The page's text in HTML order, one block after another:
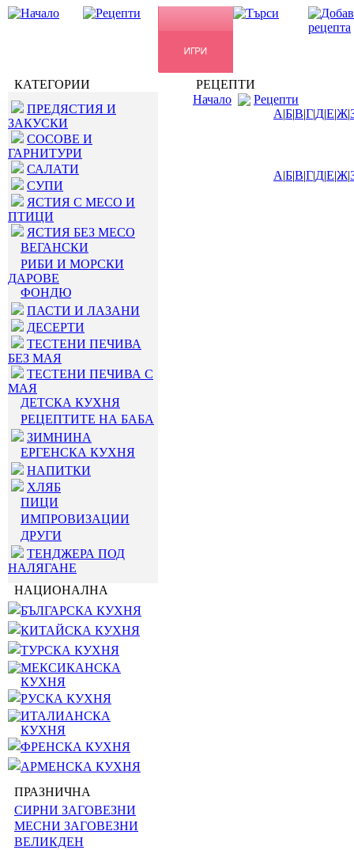
КАТЕГОРИИ
ПРЕДЯСТИЯ И
ЗАКУСКИ
СОСОВЕ И
ГАРНИТУРИ
САЛАТИ
СУПИ
ЯСТИЯ С МЕСО И
ПТИЦИ
ЯСТИЯ БЕЗ МЕСО
ВЕГАНСКИ
РИБИ И МОРСКИ
ДАРОВЕ
ФОНДЮ
ПАСТИ И ЛАЗАНИ
ДЕСЕРТИ
ТЕСТЕНИ ПЕЧИВА
БЕЗ МАЯ
ТЕСТЕНИ ПЕЧИВА С
МАЯ
ДЕТСКА КУХНЯ
РЕЦЕПТИТЕ НА БАБА
ЗИМНИНА
ЕРГЕНСКА КУХНЯ
НАПИТКИ
ХЛЯБ
ПИЦИ
ИМПРОВИЗАЦИИ
ДРУГИ
ТЕНДЖЕРА ПОД
НАЛЯГАНЕ
НАЦИОНАЛНА
БЪЛГАРСКА КУХНЯ
КИТАЙСКА КУХНЯ
ТУРСКА КУХНЯ
МЕКСИКАНСКА
КУХНЯ
РУСКА КУХНЯ
ИТАЛИАНСКА
КУХНЯ
ФРЕНСКА КУХНЯ
АРМЕНСКА КУХНЯ
ПРАЗНИЧНА
СИРНИ ЗАГОВЕЗНИ
МЕСНИ ЗАГОВЕЗНИ
ВЕЛИКДЕН
РЕЦЕПТИ
Начало
Рецепти
А|Б|В|Г|Д|Е|Ж|
А|Б|В|Г|Д|Е|Ж|